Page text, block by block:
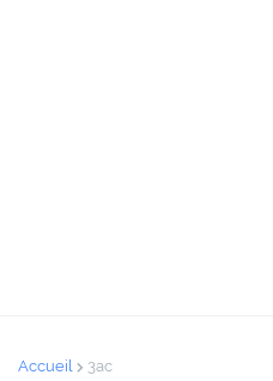
Accueil 3ac